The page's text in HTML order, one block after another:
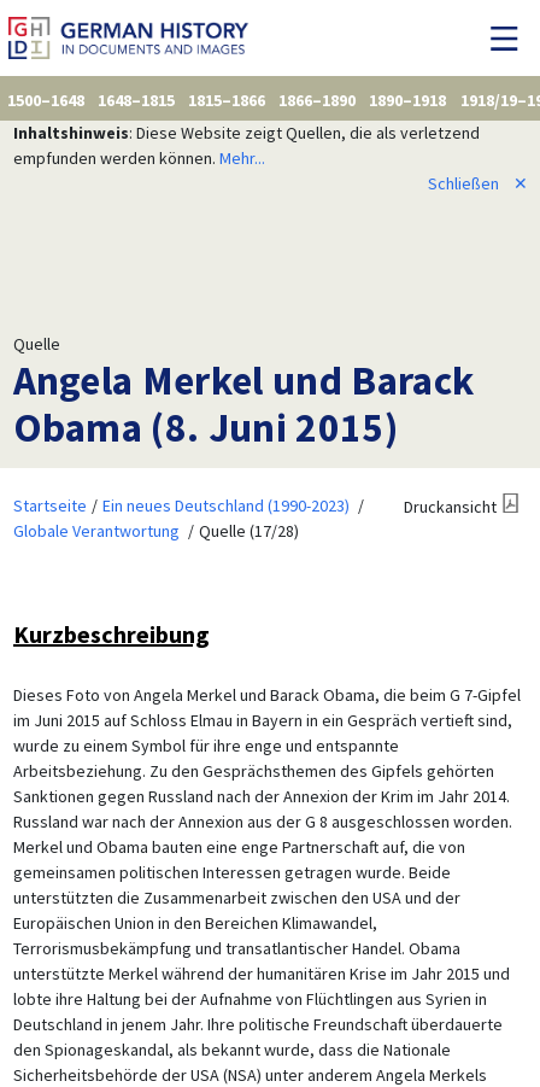
1500–1648 1648–1815 1815–1866 1866–1890 1890–1918
1918/
Inhaltshinweis: Diese Website zeigt Quellen, die als verletzend
empfunden werden können. Mehr...
Schließen
✕
Quelle
Angela Merkel und Barack
Obama (8. Juni 2015)
Startseite
Ein neues Deutschland (1990-2023)
Globale Verantwortung
Quelle (17/28)
Druckansicht
Kurzbeschreibung
Dieses Foto von Angela Merkel und Barack Obama, die beim G 7-Gipfel
im Juni 2015 auf Schloss Elmau in Bayern in ein Gespräch vertieft sind,
wurde zu einem Symbol für ihre enge und entspannte
Arbeitsbeziehung. Zu den Gesprächsthemen des Gipfels gehörten
Sanktionen gegen Russland nach der Annexion der Krim im Jahr 2014.
Russland war nach der Annexion aus der G 8 ausgeschlossen worden.
Merkel und Obama bauten eine enge Partnerschaft auf, die von
gemeinsamen politischen Interessen getragen wurde. Beide
unterstützten die Zusammenarbeit zwischen den USA und der
Europäischen Union in den Bereichen Klimawandel,
Terrorismusbekämpfung und transatlantischer Handel. Obama
unterstützte Merkel während der humanitären Krise im Jahr 2015 und
lobte ihre Haltung bei der Aufnahme von Flüchtlingen aus Syrien in
Deutschland in jenem Jahr. Ihre politische Freundschaft überdauerte
den Spionageskandal, als bekannt wurde, dass die Nationale
Sicherheitsbehörde der USA (NSA) unter anderem Angela Merkels